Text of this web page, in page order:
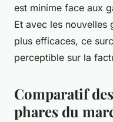
est minime face aux
Et avec les nouvelles
plus efficaces, ce
perceptible sur la
Comparatif
phares du